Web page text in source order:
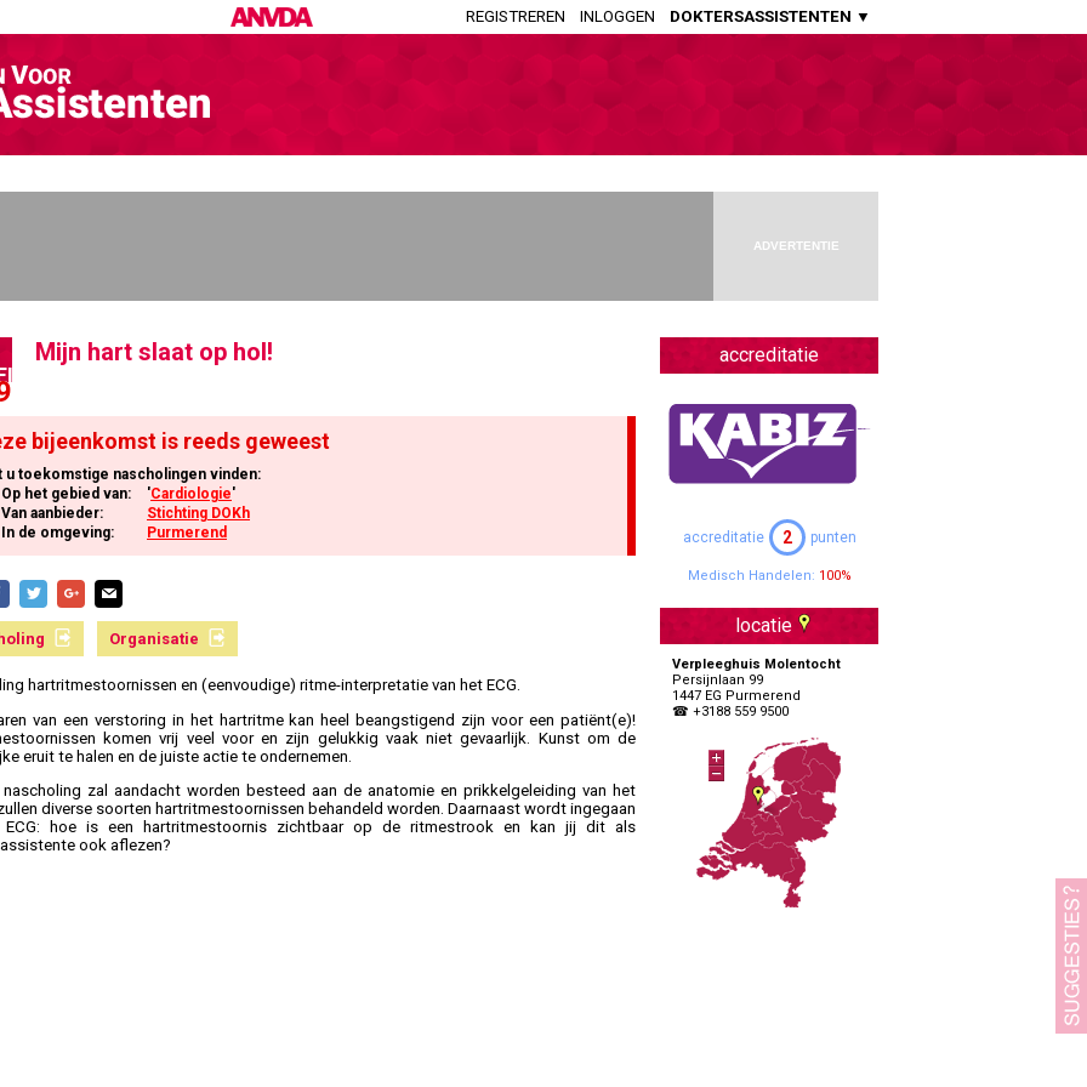
REGISTREREN INLOGGEN DOKTERSASSISTENTEN ▼
HUISARTSENPRAKTIJK
Openbaar Apothekers
Apothekers Assistenten
OVERIGE SPECIALISMEN
Specialisten Ouderengeneeskunde
ADVERTENTIE
accreditatie
accreditatie 2 punten
Medisch Handelen: 100%
locatie
Verpleeghuis Molentocht
Persijnlaan 99
1447 EG Purmerend
☎ +3188 559 9500
Mijn hart slaat op hol!
bijeenkomst is reeds geweest
u toekomstige nascholingen vinden:
Op het gebied van:
'Cardiologie'
Van aanbieder:
Stichting DOKh
In de omgeving:
Purmerend
Organisatie
hartritmestoornissen en (eenvoudige) ritme-interpretatie van het ECG.
van een verstoring in het hartritme kan heel beangstigend zijn voor een patiënt(e)!
komen vrij veel voor en zijn gelukkig vaak niet gevaarlijk. Kunst om de
eruit te halen en de juiste actie te ondernemen.
zal aandacht worden besteed aan de anatomie en prikkelgeleiding van het
diverse soorten hartritmestoornissen behandeld worden. Daarnaast wordt ingegaan
hoe is een hartritmestoornis zichtbaar op de ritmestrook en kan jij dit als
ook aflezen?